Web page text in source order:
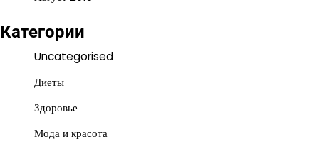
Категории
Uncategorised
Диеты
Здоровье
Мода и красота